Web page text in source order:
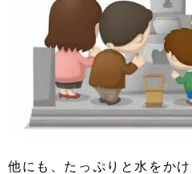
他にも、たっぷりと水をか